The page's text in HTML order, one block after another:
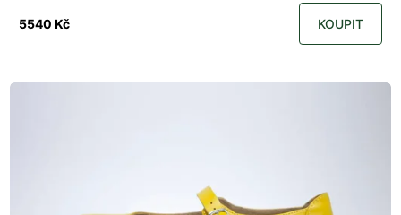
5540 Kč KOUPIT